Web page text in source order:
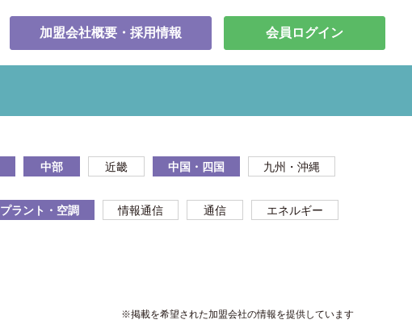
加盟会社概要・採用情報 会員ログイン
中部 近畿 中国・四国 九州・沖縄
プラント・空調 情報通信 通信 エネルギー
※掲載を希望された加盟会社の情報を提供しています